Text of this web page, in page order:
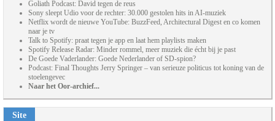
Goliath Podcast: David tegen de reus
Sony sleept Udio voor de rechter: 30.000 gestolen hits in AI-muziek
Netflix wordt de nieuwe YouTube: BuzzFeed, Architectural Digest en co komen
naar je tv
Talk to Spotify: praat tegen je app en laat hem playlists maken
Spotify Release Radar: Minder rommel, meer muziek die écht bij je past
De Goede Vaderlander: Goede Nederlander of SD-spion?
Podcast: Final Thoughts Jerry Springer – van serieuze politicus tot koning van de
stoelengevec
Naar het Oor-archief...
Site